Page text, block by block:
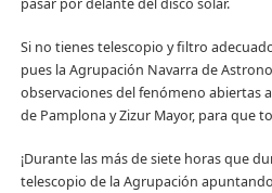
pasar por delante del disco solar.
Si no tienes telescopio y filtro
pues la Agrupación Navarra de
observaciones del fenómeno abiertas
de Pamplona y Zizur Mayor, para que
¡Durante las más de siete horas que
telescopio de la Agrupación